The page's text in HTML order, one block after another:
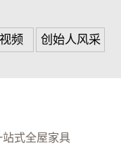
频 创始人风采
式全屋家具